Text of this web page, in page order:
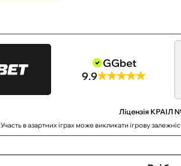
GGbet
9.9
Ліцензія КРАІЛ
Участь в азартних іграх може викликати ігрову